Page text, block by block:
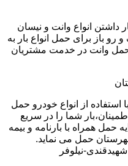
داشتن انواع وانت و نیسان
برای حمل انواع بار به
حمل وانت در خدمت مشتریان
استفاده از انواع خودرو حمل
شما را در سریع
حمل همراه با بارنامه و بیمه
حمل می نماید.
نیلوفر